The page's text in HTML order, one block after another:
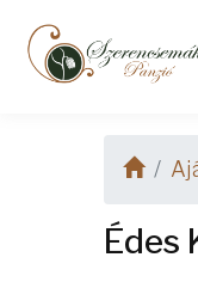
Édes